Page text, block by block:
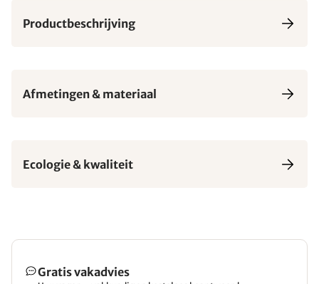
Productbeschrijving
Afmetingen & materiaal
Ecologie & kwaliteit
Gratis vakadvies